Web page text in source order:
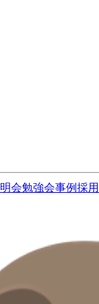
会勉強会事例採用